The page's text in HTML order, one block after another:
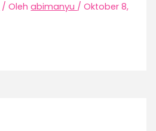
/ Olehabimanyu /Oktober 8,